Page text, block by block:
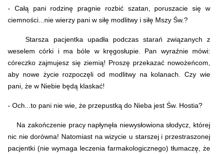
- Całą pani rodzinę pragnie rozbić szatan, poruszacie się w
ciemności...nie wierzy pani w siłę modlitwy i siłę Mszy Św.?
Starsza pacjentka upadła podczas starań związanych z
weselem córki i ma bóle w kręgosłupie. Pan wyraźnie mówi:
córeczko zajmujesz się ziemią! Proszę przekazać nowożeńcom,
aby nowe życie rozpoczęli od modlitwy na kolanach. Czy wie
pani, że w Niebie będą klaskać!
- Och...to pani nie wie, że przepustką do Nieba jest Św. Hostia?
Na zakończenie pracy napłynęła niewysłowiona słodycz, której
nic nie dorówna! Natomiast na wizycie u starszej i przestraszonej
pacjentki (nie wymaga leczenia farmakologicznego) tłumaczę, że